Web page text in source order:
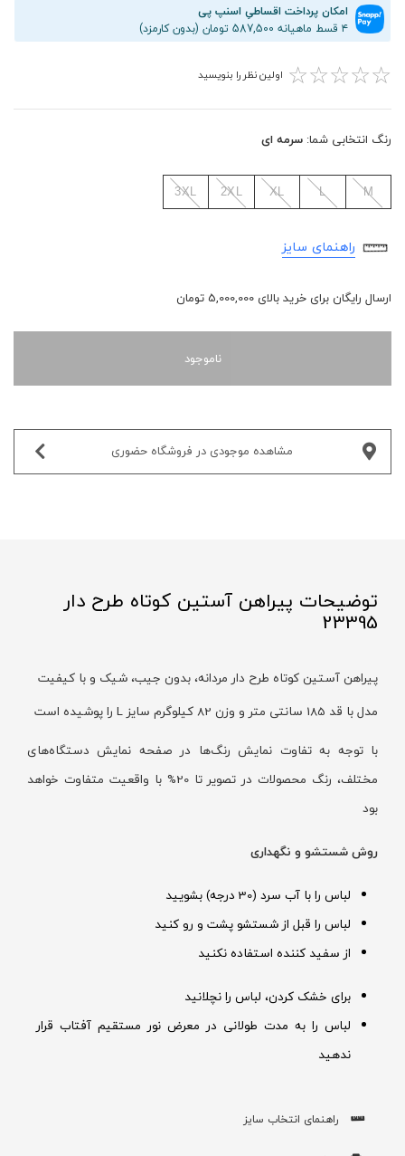
امکان پرداخت اقساطیِ اسنپ پی
۴ قسط ماهیانه 587,500 تومان (بدون کارمزد)
☆
☆
☆
☆
☆ اولین نظر را بنویسید
رنگ انتخابی شما: سرمه ای
M
L
XL
2XL
3XL
راهنمای سایز
ارسال رایگان برای خرید بالای 5,000,000 تومان
ناموجود
مشاهده موجودی در فروشگاه حضوری‌
توضیحات پیراهن آستین کوتاه طرح دار
23395
پیراهن آستین کوتاه طرح دار مردانه، بدون جیب، شیک و با کیفیت
مدل با قد 185 سانتی متر و وزن 82 کیلوگرم سایز L را پوشیده است
با توجه به تفاوت نمایش رنگ‌ها در صفحه نمایش دستگاه‌های
مختلف، رنگ محصولات در تصویر تا 20% با واقعیت متفاوت خواهد
بود
روش شستشو و نگهداری
لباس را با آب سرد (30 درجه) بشویید
لباس را قبل از شستشو پشت و رو کنید
از سفید کننده استفاده نکنید
برای خشک کردن، لباس را نچلانید
لباس را به مدت طولانی در معرض نور مستقیم آفتاب قرار
ندهید
راهنمای انتخاب سایز